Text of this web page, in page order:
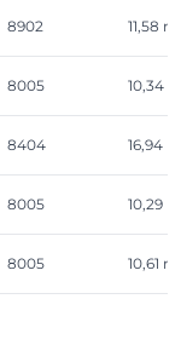
8902 11,58
8005 10,34
8404 16,94
8005 10,29
8005 10,61